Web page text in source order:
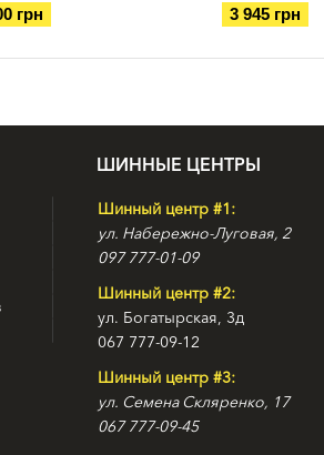
грн 3 945 грн
ШИННЫЕ ЦЕНТРЫ
Шинный центр #1:
ул. Набережно-Луговая, 2
097 777-01-09
Шинный центр #2:
ул. Богатырская, 3д
067 777-09-12
Шинный центр #3:
ул. Семена Скляренко, 17
067 777-09-45